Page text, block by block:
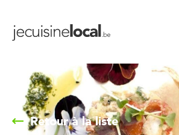
Retour à la liste